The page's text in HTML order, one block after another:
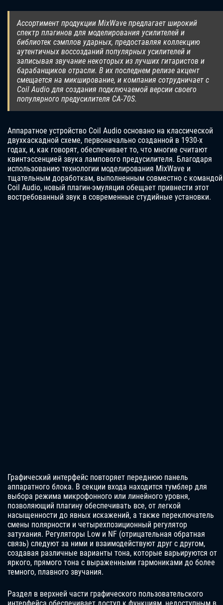
Ассортимент продукции MixWave предлагает широкий
спектр плагинов для моделирования усилителей и
библиотек сэмплов ударных, предоставляя коллекцию
аутентичных воссозданий популярных усилителей и
записывая звучание некоторых из лучших гитаристов и
барабанщиков отрасли. В их последнем релизе акцент
смещается на микширование, и компания сотрудничает с
Coil Audio для создания подключаемой версии своего
популярного предусилителя CA-70S.
Аппаратное устройство Coil Audio основано на классической
двухкаскадной схеме, первоначально созданной в 1930-х
годах, и, как говорят, обеспечивает то, что многие считают
квинтэссенцией звука лампового предусилителя. Благодаря
использованию технологии моделирования MixWave и
тщательным доработкам, выполненным совместно с командой
Coil Audio, новый плагин-эмуляция обещает привнести этот
востребованный звук в современные студийные установки.
Графический интерфейс повторяет переднюю панель
аппаратного блока. В секции входа находится тумблер для
выбора режима микрофонного или линейного уровня,
позволяющий плагину обеспечивать все, от легкой
насыщенности до явных искажений, а также переключатель
смены полярности и четырехпозиционный регулятор
затухания. Регуляторы Low и NF (отрицательная обратная
связь) следуют за ними и взаимодействуют друг с другом,
создавая различные варианты тона, которые варьируются от
яркого, прямого тона с выраженными гармониками до более
темного, плавного звучания.
Раздел в верхней части графического пользовательского